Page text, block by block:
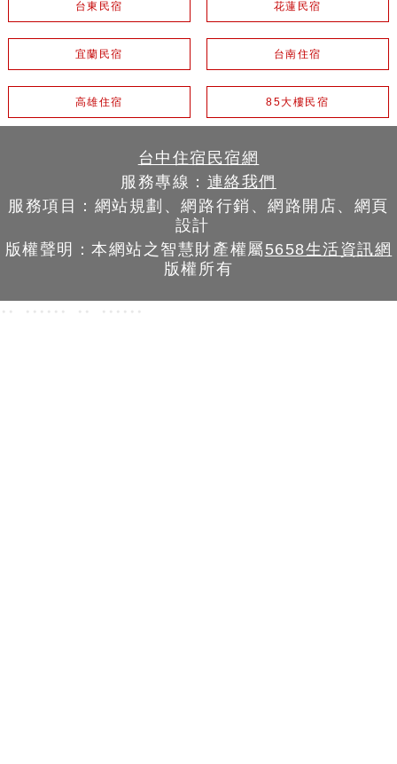
台東民宿 花蓮民宿
宜蘭民宿 台南住宿
高雄住宿 85大樓民宿
台中住宿民宿網
服務專線： 連絡我們
服務項目：網站規劃、網路行銷、網路開店、網頁
設計
版權聲明：本網站之智慧財產權屬5658生活資訊網
版權所有